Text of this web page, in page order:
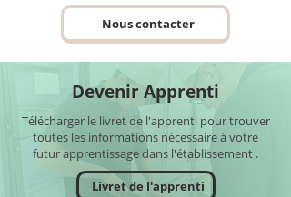
Nous contacter
Devenir Apprenti
Télécharger le livret de l'apprenti pour trouver
toutes les informations nécessaire à votre
futur apprentissage dans l'établissement .
Livret de l'apprenti